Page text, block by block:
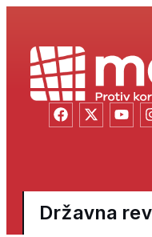
Državna